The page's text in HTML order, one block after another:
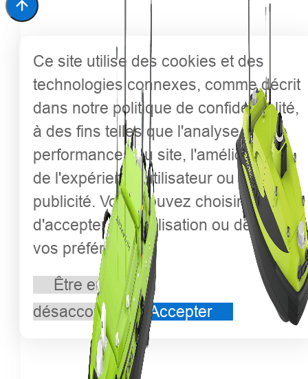
Ce site utilise des cookies et des
technologies connexes, comme décrit
dans notre politique de confidentialité,
à des fins telles que l'analyse des
performances du site, l'amélioration
de l'expérience utilisateur ou la
publicité. Vous pouvez choisir
d'accepter leur utilisation ou de gérer
vos préférences.
Être en
désaccord
Accepter